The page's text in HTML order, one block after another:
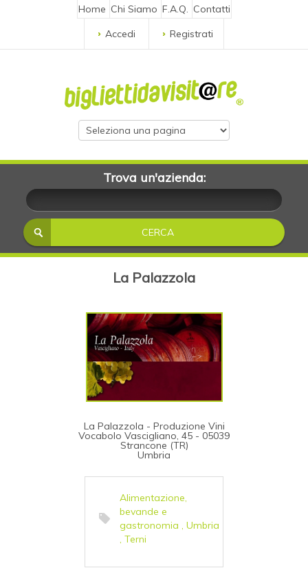
Home Chi Siamo F.A.Q. Contatti
Accedi
Registrati
Trova un'azienda:
La Palazzola
La Palazzola - Produzione Vini
Vocabolo Vascigliano, 45 - 05039
Strancone (TR)
Umbria
Alimentazione,
bevande e
gastronomia , Umbria
, Terni